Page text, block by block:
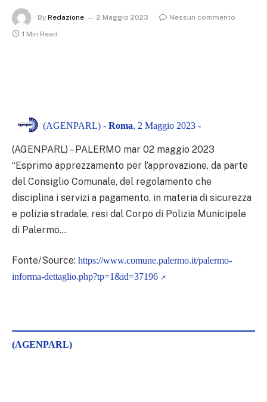
By Redazione 2 Maggio 2023
Nessun commento
1 Min Read
(AGENPARL) - Roma, 2 Maggio 2023 -
(AGENPARL) – PALERMO mar 02 maggio 2023
“Esprimo apprezzamento per l’approvazione, da parte
del Consiglio Comunale, del regolamento che
disciplina i servizi a pagamento, in materia di sicurezza
e polizia stradale, resi dal Corpo di Polizia Municipale
di Palermo…
Fonte/Source: https://www.comune.palermo.it/palermo-
informa-dettaglio.php?tp=1&id=37196
(AGENPARL)